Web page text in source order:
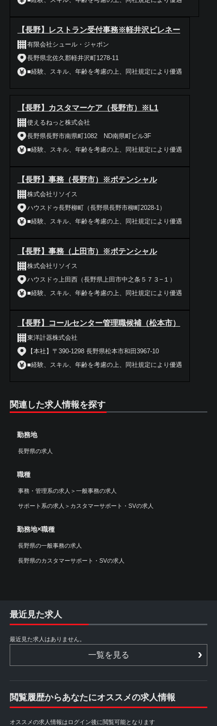
【長野】レストラン受付事務※軽井沢ピレネー
有限会社シュール・ジャポン
長野県北佐久郡軽井沢町1278-11
■経験、スキル、年齢を考慮の上、同社規定により優遇
【長野】カスタマーケア（長野市）※L1
使えるねっと株式会社
長野県長野市南県町1082 ND南県町ビル3F
■経験、スキル、年齢を考慮の上、同社規定により優遇
【長野】事務（長野市）※ポテンシャル
株式会社リソイス
ハウスドゥ長野柳町（長野県長野市柳町2028-1）
■経験、スキル、年齢を考慮の上、同社規定により優遇
【長野】事務（上田市）※ポテンシャル
株式会社リソイス
ハウスドゥ上田西（長野県上田市中之条５７３−１）
■経験、スキル、年齢を考慮の上、同社規定により優遇
【長野】コールセンター管理職候補（松本市）
東洋計器株式会社
【本社】〒390-1298 長野県松本市和田3967-10
■経験、スキル、年齢を考慮の上、同社規定により優遇
関連した求人情報を探す
勤務地
長野県の求人
職種
事務・管理系の求人 ＞ 一般事務の求人
サポート系の求人 ＞ カスタマーサポート・SVの求人
勤務地×職種
長野県の一般事務の求人
長野県のカスタマーサポート・SVの求人
最近見た求人
最近見た求人はありません。
一覧を見る
閲覧履歴からあなたにオススメの求人情報
オススメの求人情報はログイン後に閲覧可能となります